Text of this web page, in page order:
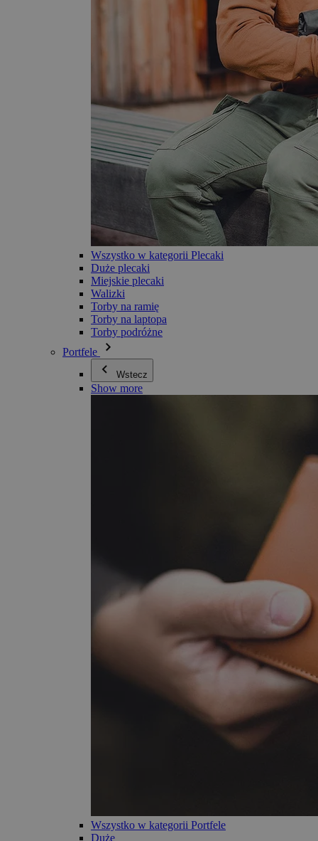
Wszystko w kategorii Plecaki
Duże plecaki
Miejskie plecaki
Walizki
Torby na ramię
Torby na laptopa
Torby podróżne
Portfele
Wstecz
Show more
Wszystko w kategorii Portfele
Duże